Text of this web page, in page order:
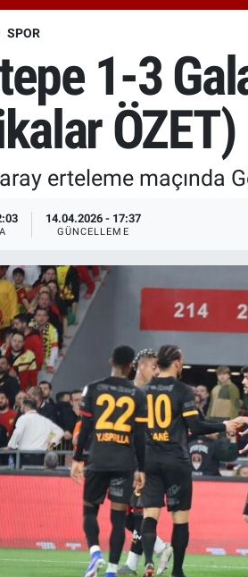
SPOR
1-3
ÖZET)
erteleme maçında
14.04.2026 - 17:37
GÜNCELLEME